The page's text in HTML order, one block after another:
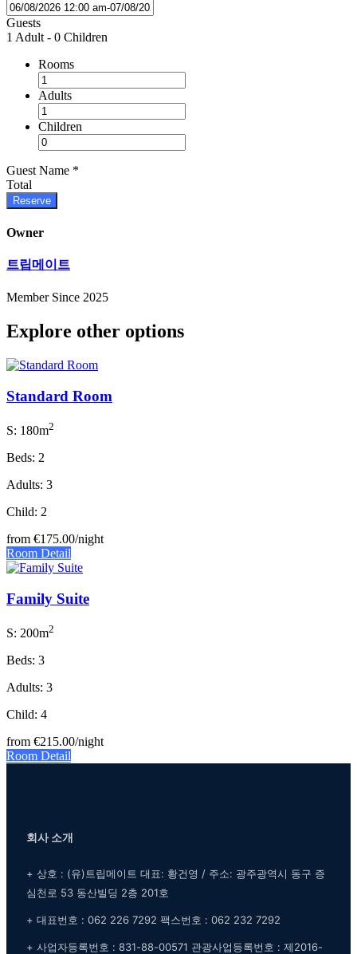
Guests
1 Adult - 0 Children
Rooms
Adults
Children
Guest Name *
Total
Reserve
Owner
트립메이트
Member Since 2025
Explore other options
Standard Room
S: 180m2
Beds: 2
Adults: 3
Child: 2
from €175.00/night
Room Detail
Family Suite
S: 200m2
Beds: 3
Adults: 3
Child: 4
from €215.00/night
Room Detail
회사 소개
+ 상호 : (유)트립메이트 대표: 황건영 / 주소: 광주광역시 동구 증
심천로 53 동산빌딩 2층 201호
+ 대표번호 : 062 226 7292 팩스번호 : 062 232 7292
+ 사업자등록번호 : 831-88-00571 관광사업등록번호 : 제2016-